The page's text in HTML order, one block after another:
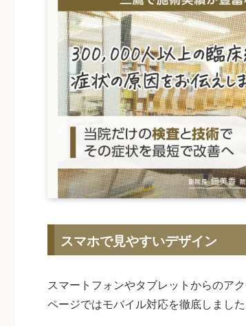
スマホで見やすいデザイン
スマートフォンやタブレットからのア
ページではモバイル対応を徹底しました